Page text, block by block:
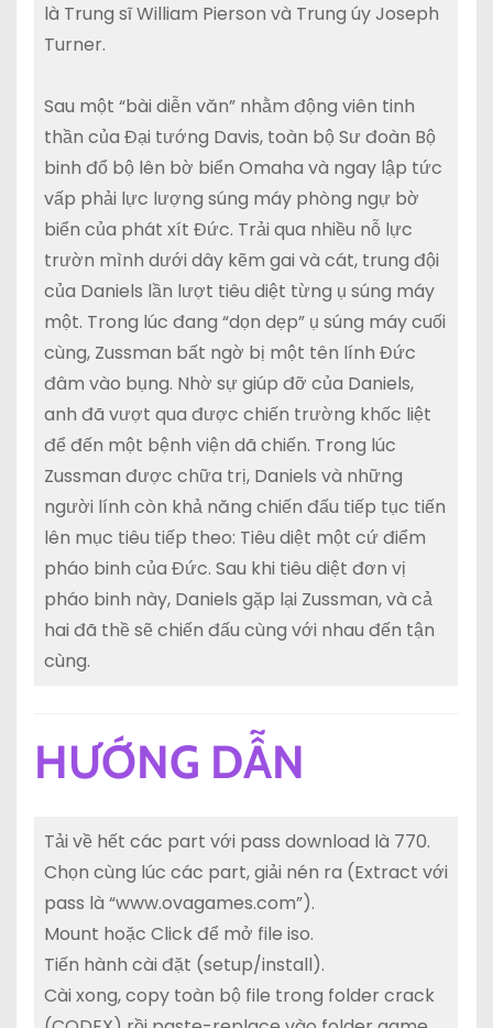
là Trung sĩ William Pierson và Trung úy Joseph
Turner.
Sau một “bài diễn văn” nhằm động viên tinh
thần của Đại tướng Davis, toàn bộ Sư đoàn Bộ
binh đổ bộ lên bờ biển Omaha và ngay lập tức
vấp phải lực lượng súng máy phòng ngự bờ
biển của phát xít Đức. Trải qua nhiều nỗ lực
trườn mình dưới dây kẽm gai và cát, trung đội
của Daniels lần lượt tiêu diệt từng ụ súng máy
một. Trong lúc đang “dọn dẹp” ụ súng máy cuối
cùng, Zussman bất ngờ bị một tên lính Đức
đâm vào bụng. Nhờ sự giúp đỡ của Daniels,
anh đã vượt qua được chiến trường khốc liệt
để đến một bệnh viện dã chiến. Trong lúc
Zussman được chữa trị, Daniels và những
người lính còn khả năng chiến đấu tiếp tục tiến
lên mục tiêu tiếp theo: Tiêu diệt một cứ điểm
pháo binh của Đức. Sau khi tiêu diệt đơn vị
pháo binh này, Daniels gặp lại Zussman, và cả
hai đã thề sẽ chiến đấu cùng với nhau đến tận
cùng.
HƯỚNG DẪN
Tải về hết các part với pass download là 770.
Chọn cùng lúc các part, giải nén ra (Extract với
pass là “www.ovagames.com”).
Mount hoặc Click để mở file iso.
Tiến hành cài đặt (setup/install).
Cài xong, copy toàn bộ file trong folder crack